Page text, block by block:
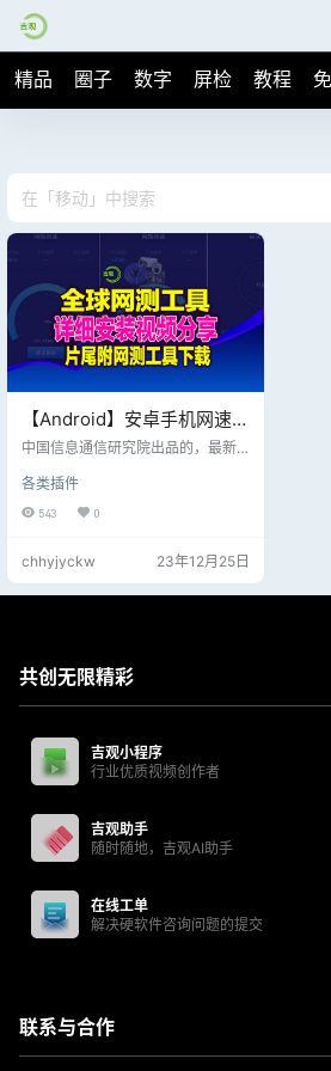
精品 圈子 数字 屏检 教程
【Android】安卓手机网速检
测工具，全球网测4.3.1，比
尾附下载地址
中国信息通信研究院出品的，最新
个，不得不说，花瓣相对时间更长
一些； 这个测试基本开始测速就能
用这个2秒内看看网速达不达标就行
了，也能检测比如像WiFi断流的情
况； 如果网速不满意，果断重启路
各类插件
543 0
chhyjyckw 23年12月25日
共创无限精彩
吉观小程序
行业优质视频创作者
吉观助手
随时随地，吉观AI助手
在线工单
解决硬软件咨询问题的提交
联系与合作